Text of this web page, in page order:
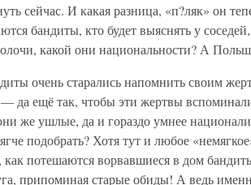
сейчас. И какая разница, «п?ляк» он
бандиты, кто будет выяснять у
какой они национальности? А
очень старались напомнить своим
да ещё так, чтобы эти жертвы
же ушлые, да и гораздо умнее
подобрать? Хотя тут и любое
как потешаются ворвавшиеся в дом
припоминая старые обиды! А ведь